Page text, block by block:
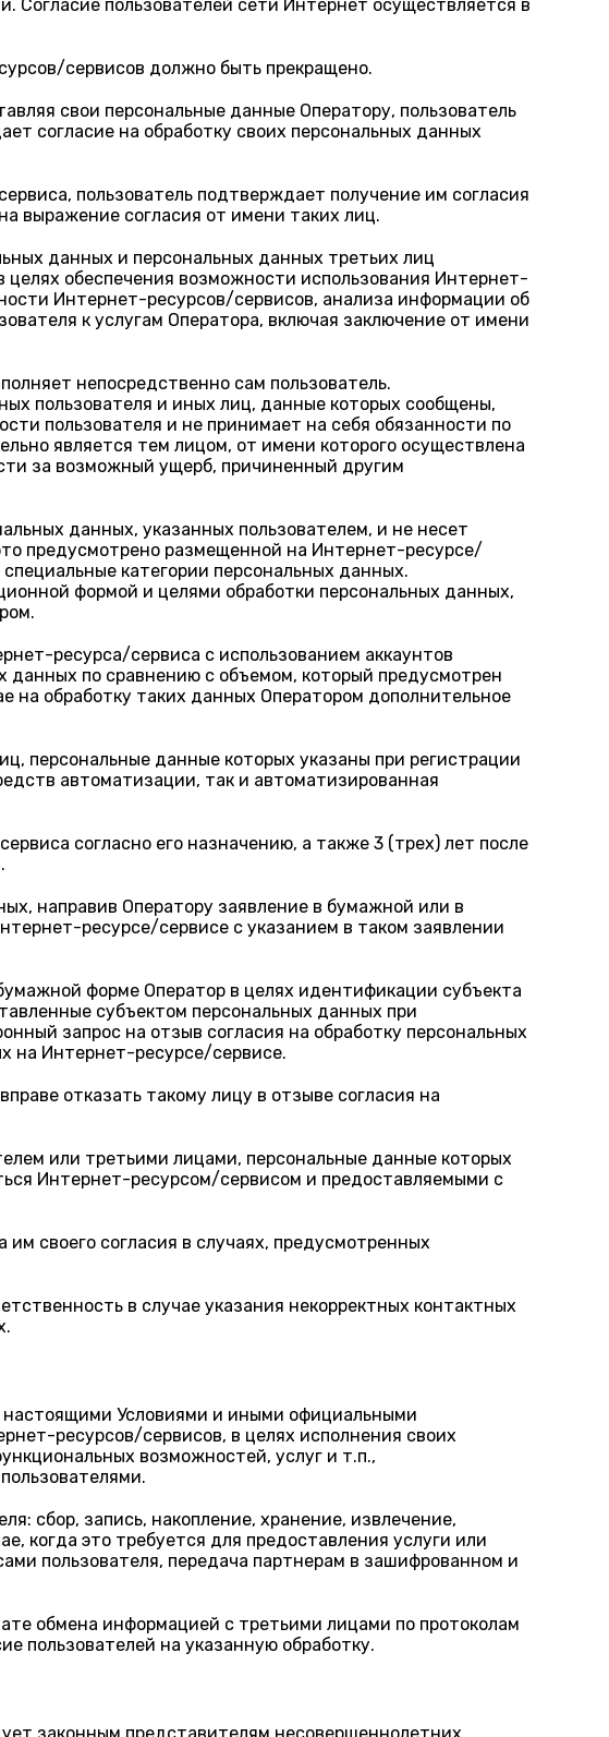
Согласие пользователей сети Интернет осуществляется в
сервисов должно быть прекращено.
свои персональные данные Оператору, пользователь
согласие на обработку своих персональных данных
пользователь подтверждает получение им согласия
выражение согласия от имени таких лиц.
данных и персональных данных третьих лиц
обеспечения возможности использования Интернет-
Интернет-ресурсов/сервисов, анализа информации об
к услугам Оператора, включая заключение от имени
непосредственно сам пользователь.
пользователя и иных лиц, данные которых сообщены,
пользователя и не принимает на себя обязанности по
является тем лицом, от имени которого осуществлена
за возможный ущерб, причиненный другим
данных, указанных пользователем, и не несет
предусмотрено размещенной на Интернет-ресурсе/
категории персональных данных.
формой и целями обработки персональных данных,
ресурса/сервиса с использованием аккаунтов
данных по сравнению с объемом, который предусмотрен
на обработку таких данных Оператором дополнительное
персональные данные которых указаны при регистрации
автоматизации, так и автоматизированная
согласно его назначению, а также 3 (трех) лет после
направив Оператору заявление в бумажной или в
ресурсе/сервисе с указанием в таком заявлении
форме Оператор в целях идентификации субъекта
субъектом персональных данных при
запрос на отзыв согласия на обработку персональных
на Интернет-ресурсе/сервисе.
отказать такому лицу в отзыве согласия на
или третьими лицами, персональные данные которых
Интернет-ресурсом/сервисом и предоставляемыми с
своего согласия в случаях, предусмотренных
в случае указания некорректных контактных
настоящими Условиями и иными официальными
ресурсов/сервисов, в целях исполнения своих
возможностей, услуг и т.п.,
сбор, запись, накопление, хранение, извлечение,
когда это требуется для предоставления услуги или
пользователя, передача партнерам в зашифрованном и
обмена информацией с третьими лицами по протоколам
пользователей на указанную обработку.